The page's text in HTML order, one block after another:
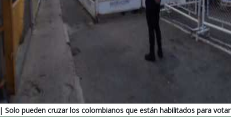
| Solo pueden cruzar los colombianos que están habilitados para votar